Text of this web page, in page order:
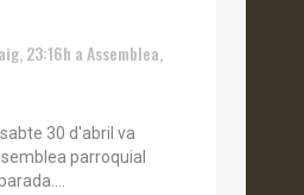
23:16h aAssemblea
30 d'abril va
parroquial